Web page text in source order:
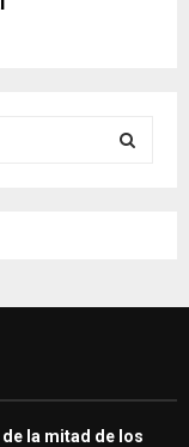
H
la mitad de los